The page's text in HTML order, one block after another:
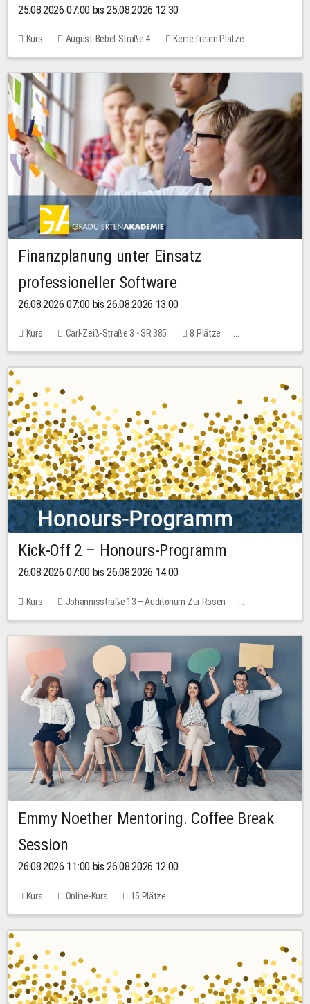
25.08.2026 07:00 bis 25.08.2026 12:30
Kurs August-Bebel-Straße 4 Keine freien Plätze
Finanzplanung unter Einsatz
professioneller Software
26.08.2026 07:00 bis 26.08.2026 13:00
Kurs Carl-Zeiß-Straße 3 - SR 385
8 Plätze
20,00 EUR
Kick-Off 2 – Honours-Programm
26.08.2026 07:00 bis 26.08.2026 14:00
Kurs
Johannisstraße 13 – Auditorium Zur Rosen
Keine freien Plätze
Emmy Noether Mentoring. Coffee Break
Session
26.08.2026 11:00 bis 26.08.2026 12:00
Kurs Online-Kurs 15 Plätze